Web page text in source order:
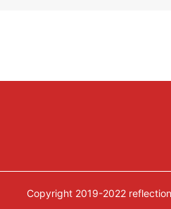
Copyright 2019-2022